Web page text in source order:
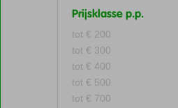
Prijsklasse p.p.
tot € 200
tot € 300
tot € 400
tot € 500
tot € 700